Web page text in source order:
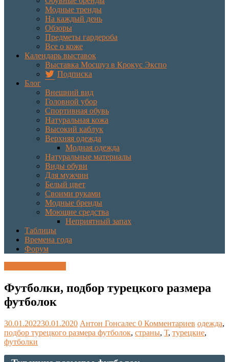
Модные тренды
На каждый день
Обзоры
Предметы гардероба
Все о коже
Календарь выставок
Выставка Мосшуз в Крокус Экспо
Подписка
Блог
Внешний вид
Головной убор
Спортивная обувь
Натуральная кожа
Высокий каблук
Верхняя одежда
Модная одежда
Натуральные материалы
Виды обуви
Для мужчин
Белый цвет
Своими руками
Модные бренды
Моющие средства
Неприятный запах
Таблицы
Времена года
Форум
Футболки, подбор турецкого размера
футболок
30.01.202230.01.2020 Антон Гонсалес 0 Комментариев одежда,
подбор турецкого размера футболок, страны, Т, турецкие,
футболки